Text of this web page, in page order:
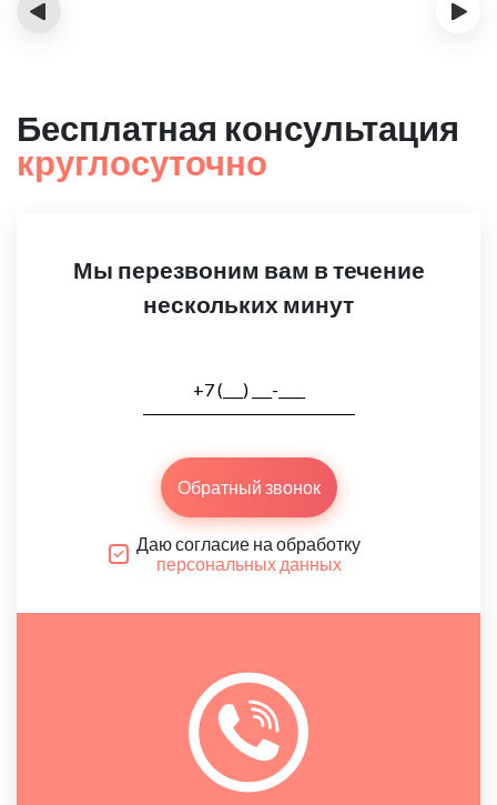
‹ ›
Бесплатная консультация
круглосуточно
Мы перезвоним вам в течение
нескольких минут
Обратный звонок
Даю согласие на обработку
персональных данных